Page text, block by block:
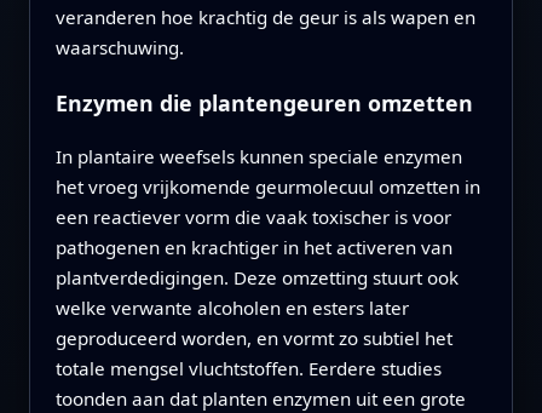
veranderen hoe krachtig de geur is als wapen en
waarschuwing.
Enzymen die plantengeuren omzetten
In plantaire weefsels kunnen speciale enzymen
het vroeg vrijkomende geur­molecuul omzetten in
een reactiever vorm die vaak toxischer is voor
pathogenen en krachtiger in het activeren van
plantverdedigingen. Deze omzetting stuurt ook
welke verwante alcoholen en esters later
geproduceerd worden, en vormt zo subtiel het
totale mengsel vluchtstoffen. Eerdere studies
toonden aan dat planten enzymen uit een grote